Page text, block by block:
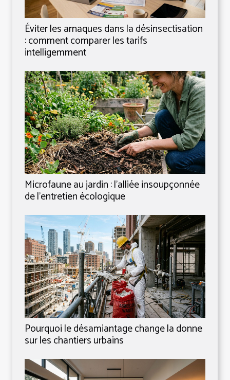
Éviter les arnaques dans la désinsectisation
: comment comparer les tarifs
intelligemment
Microfaune au jardin : l’alliée insoupçonnée
de l’entretien écologique
Pourquoi le désamiantage change la donne
sur les chantiers urbains